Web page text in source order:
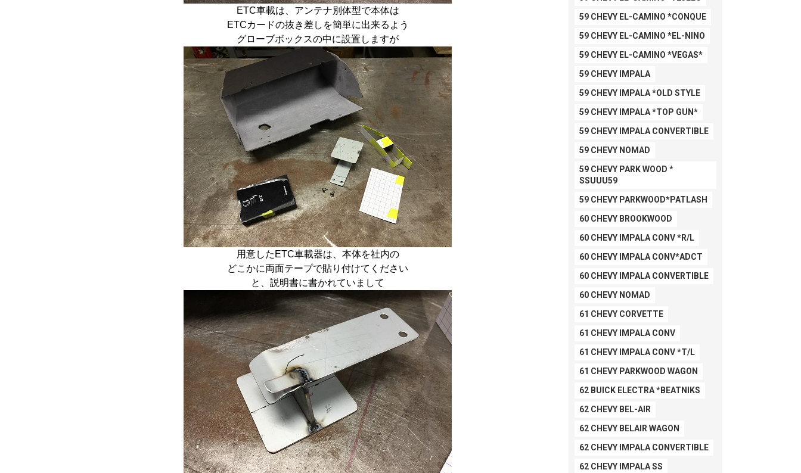
ETC車載は、アンテナ別体型で本体は
ETCカードの抜き差しを簡単に出来るよう
グローブボックスの中に設置しますが
用意したETC車載器は、本体を社内の
どこかに両面テープで貼り付けてください
と、説明書に書かれていまして
59 CHEVY EL-CAMINO *CONQUE
59 CHEVY EL-CAMINO *EL-NINO
59 CHEVY EL-CAMINO *VEGAS*
59 CHEVY IMPALA
59 CHEVY IMPALA *OLD STYLE
59 CHEVY IMPALA *TOP GUN*
59 CHEVY IMPALA CONVERTIBLE
59 CHEVY NOMAD
59 CHEVY PARK WOOD *
SSUUU59
59 CHEVY PARKWOOD*PATLASH
60 CHEVY BROOKWOOD
60 CHEVY IMPALA CONV *R/L
60 CHEVY IMPALA CONV*ADCT
60 CHEVY IMPALA CONVERTIBLE
60 CHEVY NOMAD
61 CHEVY CORVETTE
61 CHEVY IMPALA CONV
61 CHEVY IMPALA CONV *T/L
61 CHEVY PARKWOOD WAGON
62 BUICK ELECTRA *BEATNIKS
62 CHEVY BEL-AIR
62 CHEVY BELAIR WAGON
62 CHEVY IMPALA CONVERTIBLE
62 CHEVY IMPALA SS